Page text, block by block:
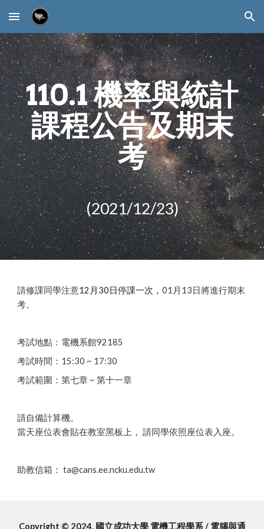
Skip to main content Skip to navigation
110.1 機率與統計
課程公告及期末
考
(2021/12/23)
請修課同學注意12 月 30日停課一次 ，01月13日將進行期末
考。
考試地點：電機系館92185
考試時間：15:30 ~ 17:30
考試範圍：第七章 ~ 第十一章
請自備計算機。
當天座位表會貼在教室黑板上， 請同學依照座位表入座。
助教信箱： ta@cans.ee.ncku.edu.tw
Copyright © 2024. 國立成功大學 電機工程學系 / 電腦與通